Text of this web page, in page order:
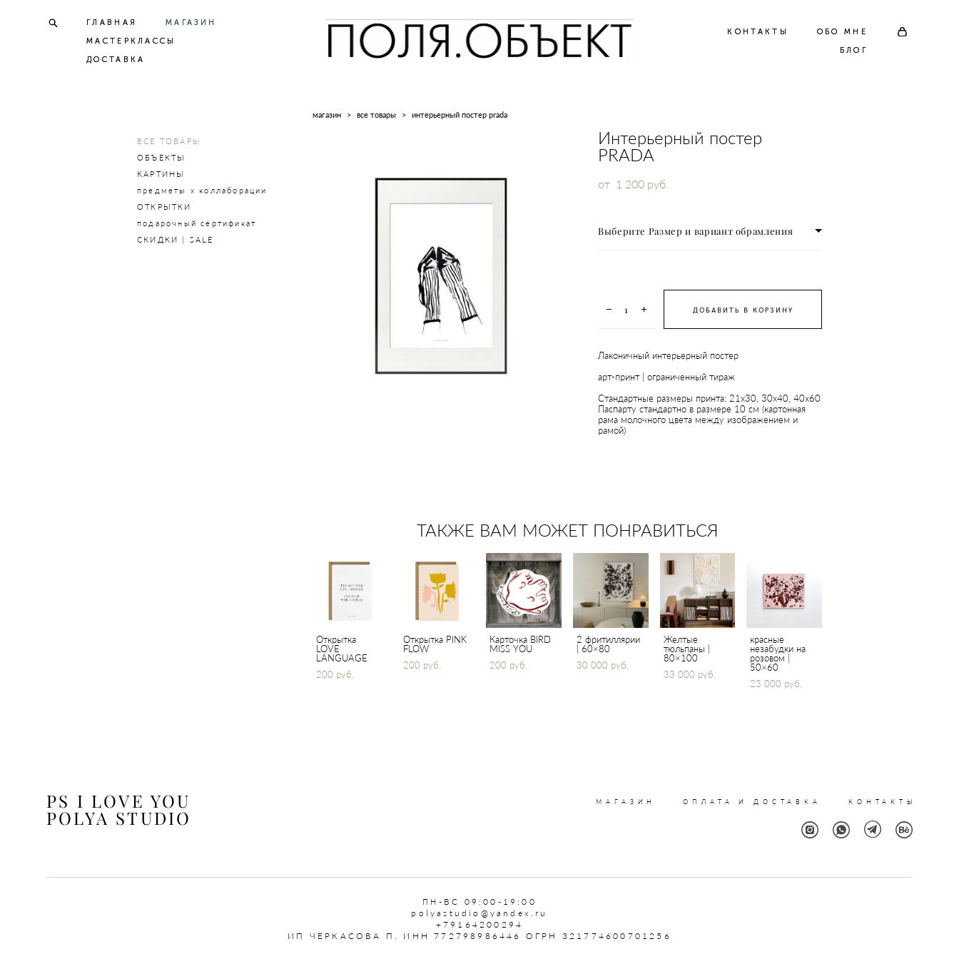
ГЛАВНАЯ
МАГАЗИН
МАСТЕРКЛАССЫ
ДОСТАВКА
КОНТАКТЫ
ОБО МНЕ
БЛОГ
ГЛАВНАЯ
МАГАЗИН
МАСТЕРКЛАССЫ
ДОСТАВКА
КОНТАКТЫ
ОБО МНЕ
БЛОГ
ВСЕ ТОВАРЫ
ОБЪЕКТЫ
КАРТИНЫ
предметы х коллаборации
ОТКРЫТКИ
подарочный сертификат
СКИДКИ | SALE
магазин > все товары > интерьерный постер prada
Интерьерный постер
PRADA
от 1 200 pуб.
Выберите Размер и вариант обрамления
ДОБАВИТЬ В КОРЗИНУ
Лаконичный интерьерный постер
арт-принт | ограниченный тираж
Стандартные размеры принта: 21x30, 30х40, 40x60
Паспарту стандартно в размере 10 см (картонная
рама молочного цвета между изображением и
рамой)
ТАКЖЕ ВАМ МОЖЕТ ПОНРАВИТЬСЯ
Открытка
LOVE
LANGUAGE
200 pуб.
Открытка PINK
FLOW
200 pуб.
Карточка BIRD
MISS YOU
200 pуб.
2 фритиллярии
| 60×80
30 000 pуб.
Желтые
тюльпаны |
80×100
33 000 pуб.
красные
незабудки на
розовом |
50×60
23 000 pуб.
PS I LOVE YOU
POLYA STUDIO
МАГАЗИН ОПЛАТА И ДОСТАВКА КОНТАКТЫ
ПН -ВС 09:00-19:00
polyastudio@yandex.ru
+79164200294
ИП ЧЕРКАСОВА П. ИНН 772798986446 ОГРН 321774600701256